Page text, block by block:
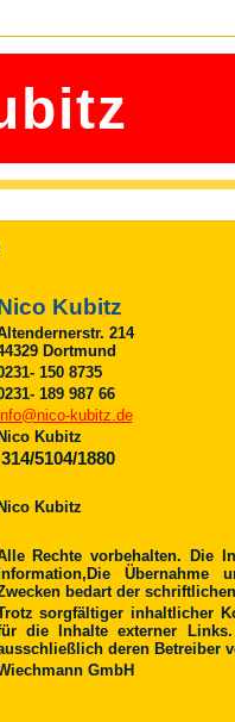
Kubitz
214
Dortmund
150 8735
189 987 66
kubitz.de
Nico Kubitz
314/5104/1880
Nico Kubitz
Rechte vorbehalten. Die
Information,Die
bedart der
sorgfältiger inhaltlicher
die Inhalte externer
deren Betreiber
GmbH